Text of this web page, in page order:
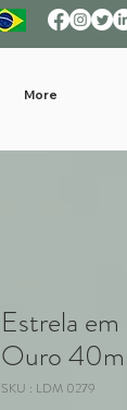
More
Estrela
Ouro
SKU : LDM 0279